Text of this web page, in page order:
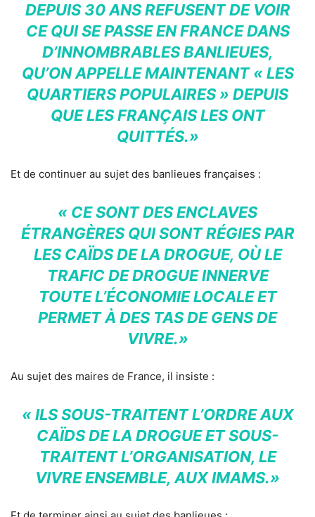
DEPUIS 30 ANS REFUSENT DE VOIR
CE QUI SE PASSE EN FRANCE DANS
D’INNOMBRABLES BANLIEUES,
QU’ON APPELLE MAINTENANT « LES
QUARTIERS POPULAIRES » DEPUIS
QUE LES FRANÇAIS LES ONT
QUITTÉS.»
Et de continuer au sujet des banlieues françaises :
« CE SONT DES ENCLAVES
ÉTRANGÈRES QUI SONT RÉGIES PAR
LES CAÏDS DE LA DROGUE, OÙ LE
TRAFIC DE DROGUE INNERVE
TOUTE L’ÉCONOMIE LOCALE ET
PERMET À DES TAS DE GENS DE
VIVRE.»
Au sujet des maires de France, il insiste :
« ILS SOUS-TRAITENT L’ORDRE AUX
CAÏDS DE LA DROGUE ET SOUS-
TRAITENT L’ORGANISATION, LE
VIVRE ENSEMBLE, AUX IMAMS.»